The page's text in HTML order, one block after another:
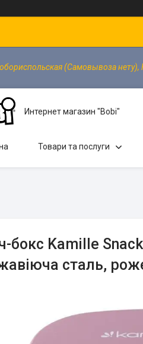
(Самовывоза нету),
Интернет магазин "Bobi"
Товари та послуги
бокс Kamille
сталь,